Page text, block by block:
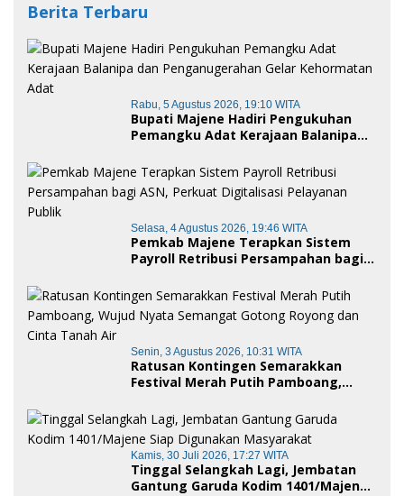
Berita Terbaru
Rabu, 5 Agustus 2026, 19:10 WITA
Bupati Majene Hadiri Pengukuhan
Pemangku Adat Kerajaan Balanipa
Kehormatan Adat
Selasa, 4 Agustus 2026, 19:46 WITA
Pemkab Majene Terapkan Sistem
Payroll Retribusi Persampahan bagi
Publik
Senin, 3 Agustus 2026, 10:31 WITA
Ratusan Kontingen Semarakkan
Festival Merah Putih Pamboang,
Royong dan Cinta Tanah Air
Kamis, 30 Juli 2026, 17:27 WITA
Tinggal Selangkah Lagi, Jembatan
Gantung Garuda Kodim 1401/Majene